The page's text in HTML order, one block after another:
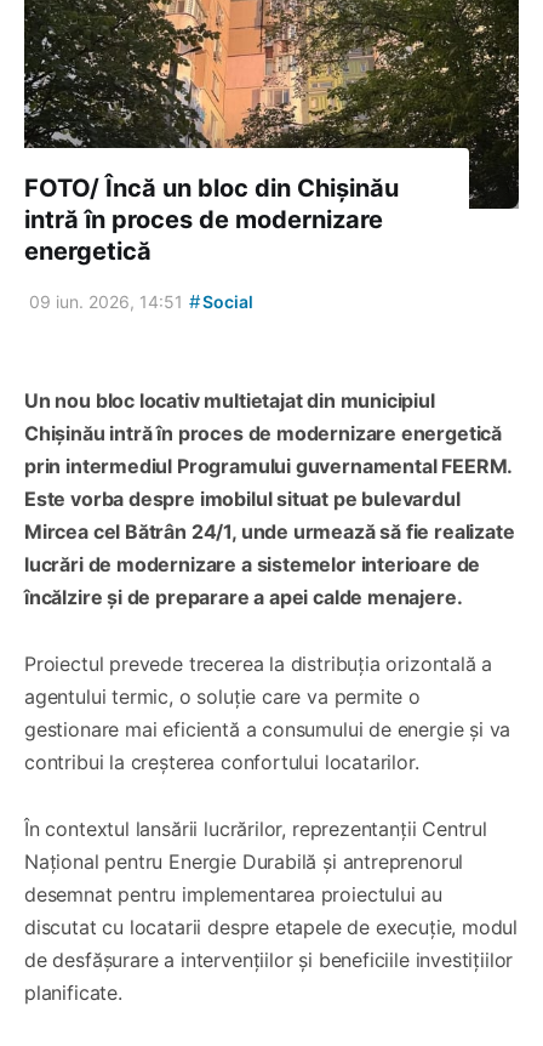
FOTO/ Încă un bloc din Chișinău
intră în proces de modernizare
energetică
09 iun. 2026, 14:51 #Social
Un nou bloc locativ multietajat din municipiul
Chișinău intră în proces de modernizare energetică
prin intermediul Programului guvernamental FEERM.
Este vorba despre imobilul situat pe bulevardul
Mircea cel Bătrân 24/1, unde urmează să fie realizate
lucrări de modernizare a sistemelor interioare de
încălzire și de preparare a apei calde menajere.
Proiectul prevede trecerea la distribuția orizontală a
agentului termic, o soluție care va permite o
gestionare mai eficientă a consumului de energie și va
contribui la creșterea confortului locatarilor.
În contextul lansării lucrărilor, reprezentanții Centrul
Național pentru Energie Durabilă și antreprenorul
desemnat pentru implementarea proiectului au
discutat cu locatarii despre etapele de execuție, modul
de desfășurare a intervențiilor și beneficiile investițiilor
planificate.